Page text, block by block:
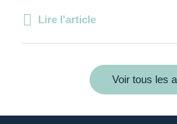
Lire l'article
Voir tous les